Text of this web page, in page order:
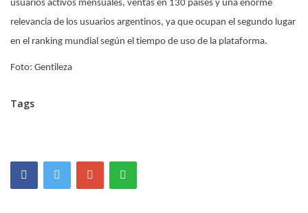
usuarios activos mensuales, ventas en 130 países y una enorme
relevancia de los usuarios argentinos, ya que ocupan el segundo lugar
en el ranking mundial según el tiempo de uso de la plataforma.
Foto: Gentileza
Tags